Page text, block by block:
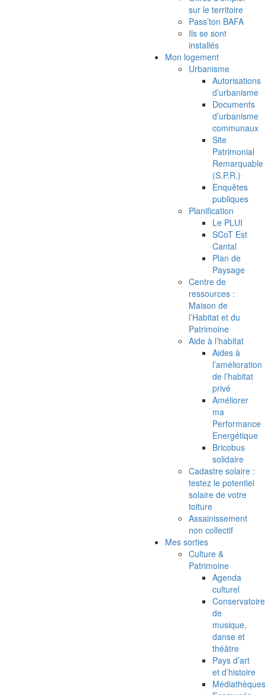
sur le territoire
Pass’ton BAFA
Ils se sont
installés
Mon logement
Urbanisme
Autorisations
d’urbanisme
Documents
d’urbanisme
communaux
Site
Patrimonial
Remarquable
(S.P.R.)
Enquêtes
publiques
Planification
Le PLUI
SCoT Est
Cantal
Plan de
Paysage
Centre de
ressources :
Maison de
l’Habitat et du
Patrimoine
Aide à l’habitat
Aides à
l’amélioration
de l’habitat
privé
Améliorer
ma
Performance
Energétique
Bricobus
solidaire
Cadastre solaire :
testez le potentiel
solaire de votre
toiture
Assainissement
non collectif
Mes sorties
Culture &
Patrimoine
Agenda
culturel
Conservatoire
de
musique,
danse et
théâtre
Pays d’art
et d’histoire
Médiathèques